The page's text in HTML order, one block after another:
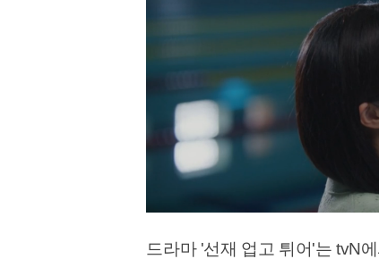
드라마 '선재 업고 튀어'는 tvN